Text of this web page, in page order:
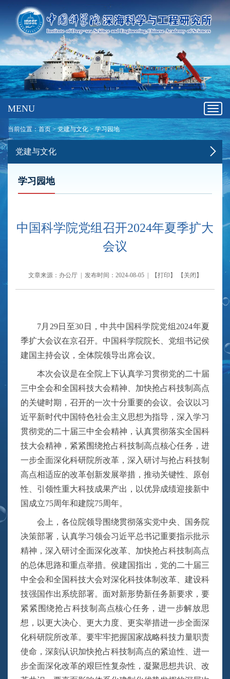
MENU
当前位置：首页 >党建与文化>学习园地
党建与文化
学习园地
中国科学院党组召开2024年夏季扩大
会议
文章来源：办公厅 | 发布时间：2024-08-05 | 【打印 】 【 关闭 】
7月29日至30日，中共中国科学院党组2024年夏
季扩大会议在京召开。中国科学院院长、党组书记侯
建国主持会议，全体院领导出席会议。
本次会议是在全院上下认真学习贯彻党的二十届
三中全会和全国科技大会精神、加快抢占科技制高点
的关键时期，召开的一次十分重要的会议。会议以习
近平新时代中国特色社会主义思想为指导，深入学习
贯彻党的二十届三中全会精神，认真贯彻落实全国科
技大会精神，紧紧围绕抢占科技制高点核心任务，进
一步全面深化科研院所改革，深入研讨与抢占科技制
高点相适应的改革创新发展举措，推动关键性、原创
性、引领性重大科技成果产出，以优异成绩迎接新中
国成立75周年和建院75周年。
会上，各位院领导围绕贯彻落实党中央、国务院
决策部署，认真学习领会习近平总书记重要指示批示
精神，深入研讨全面深化改革、加快抢占科技制高点
的总体思路和重点举措。侯建国指出，党的二十届三
中全会和全国科技大会对深化科技体制改革、建设科
技强国作出系统部署。面对新形势新任务新要求，要
紧紧围绕抢占科技制高点核心任务，进一步解放思
想，以更大决心、更大力度、更实举措进一步全面深
化科研院所改革。要牢牢把握国家战略科技力量职责
使命，深刻认识加快抢占科技制高点的紧迫性、进一
步全面深化改革的艰巨性复杂性，凝聚思想共识、改